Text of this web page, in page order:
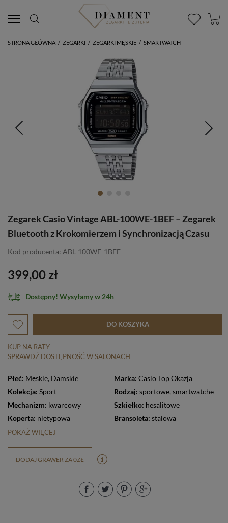
STRONA GŁÓWNA / ZEGARKI / ZEGARKI MĘSKIE / SMARTWATCH
Zegarek Casio Vintage ABL-100WE-1BEF – Zegarek
Bluetooth z Krokomierzem i Synchronizacją Czasu
Kod producenta: ABL-100WE-1BEF
399,00 zł
Dostępny! Wysyłamy w 24h
DO KOSZYKA
KUP NA RATY
SPRAWDŹ DOSTĘPNOŚĆ W SALONACH
Płeć: Męskie, Damskie Marka: Casio Top Okazja
Kolekcja: Sport Rodzaj: sportowe, smartwatche
Mechanizm: kwarcowy Szkiełko: hesalitowe
Koperta: nietypowa Bransoleta: stalowa
POKAŻ WIĘCEJ
DODAJ GRAWER ZA 0ZŁ